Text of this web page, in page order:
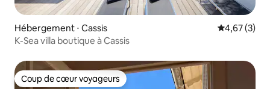
Hébergement ⋅ Cassis Évaluation
4,67 (3)
K-Sea villa boutique à Cassis
Coup de cœur voyageurs
Coup de cœur voyageurs